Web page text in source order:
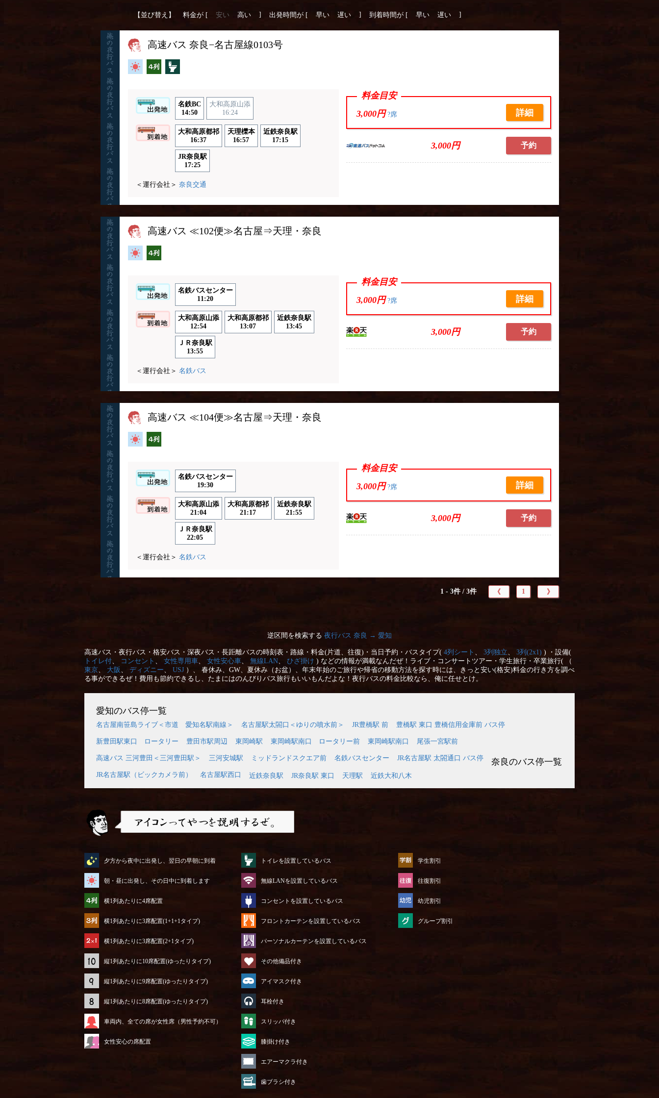
【並び替え】 料金が [ 安い 高い ] 出発時間が [ 早い 遅い ] 到着時間が [ 早い 遅い ]
高速バス 奈良−名古屋線0103号
高速バス横4列
名鉄BC
14:50
大和高原山添
16:24
大和高原都祁
16:37
天理櫟本
16:57
近鉄奈良駅
17:15
JR奈良駅
17:25
＜運行会社＞ 奈良交通
料金目安
3,000円?席 詳細
3,000円 予約
高速バス ≪102便≫名古屋⇒天理・奈良
高速バス
名鉄バスセンター
11:20
大和高原山添
12:54
大和高原都祁
13:07
近鉄奈良駅
13:45
ＪＲ奈良駅
13:55
＜運行会社＞ 名鉄バス
料金目安
3,000円?席 詳細
3,000円 予約
高速バス ≪104便≫名古屋⇒天理・奈良
高速バス
名鉄バスセンター
19:30
大和高原山添
21:04
大和高原都祁
21:17
近鉄奈良駅
21:55
ＪＲ奈良駅
22:05
＜運行会社＞ 名鉄バス
料金目安
3,000円?席 詳細
3,000円 予約
1 - 3件 / 3件 《 1 》
逆区間を検索する 夜行バス 奈良 → 愛知
高速バス・夜行バス・格安バス・深夜バス・長距離バスの時刻表・路線・料金(片道、往復)・当日予約・バスタイプ( 4列シート 3列独立 3列(2x1) ) ・設備(
トイレ付
コンセント 女性専用車 女性安心車 無線LAN ひざ掛け ) などの情報が満載なんだぜ！ライブ・コンサートツアー・学生旅行・卒業旅行( （
東京
大阪 ディズニー USJ ）、 春休み、GW、夏休み（お盆）、年末年始のご旅行や帰省の移動方法を探す時には、きっと安い(格安)料金の行き方を調べ
る事ができるぜ！費用も節約できるし、たまにはのんびりバス旅行もいいもんだよな！夜行バスの料金比較なら、俺に任せとけ。
愛知のバス停一覧
名古屋南笹島ライブ＜市道 愛知名駅南線＞ 名古屋駅太閤口＜ゆりの噴水前＞ JR豊橋駅 前 豊橋駅 東口 豊橋信用金庫前 バス停
新豊田駅東口 ロータリー 豊田市駅周辺 東岡崎駅 東岡崎駅南口 ロータリー前 東岡崎駅南口 尾張一宮駅前
高速バス 三河豊田＜三河豊田駅＞ 三河安城駅 ミッドランドスクエア前 名鉄バスセンター JR名古屋駅 太閤通口 バス停
JR名古屋駅（ビックカメラ前） 名古屋駅西口
奈良のバス停一覧
近鉄奈良駅 JR奈良駅 東口 天理駅 近鉄大和八木
夕方から夜中に出発し、翌日の早朝に到着
朝・昼に出発し、その日中に到着します
横1列あたりに4席配置
横1列あたりに3席配置(1+1+1タイプ)
横1列あたりに3席配置(2+1タイプ)
縦1列あたりに10席配置(ゆったりタイプ)
縦1列あたりに9席配置(ゆったりタイプ)
縦1列あたりに8席配置(ゆったりタイプ)
車両内、全ての席が女性席（男性予約不可）
女性安心の席配置
トイレを設置しているバス
無線LANを設置しているバス
コンセントを設置しているバス
フロントカーテンを設置しているバス
パーソナルカーテンを設置しているバス
その他備品付き
アイマスク付き
耳栓付き
スリッパ付き
膝掛け付き
エアーマクラ付き
歯ブラシ付き
学生割引
往復割引
幼児割引
グループ割引